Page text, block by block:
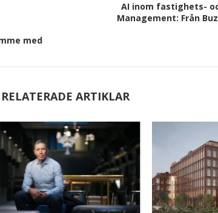
med
AI inom fastighets-
Management: Från
RELATERADE ARTIKLAR